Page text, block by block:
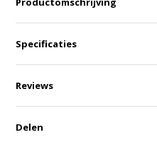
Specificaties
Reviews
Delen